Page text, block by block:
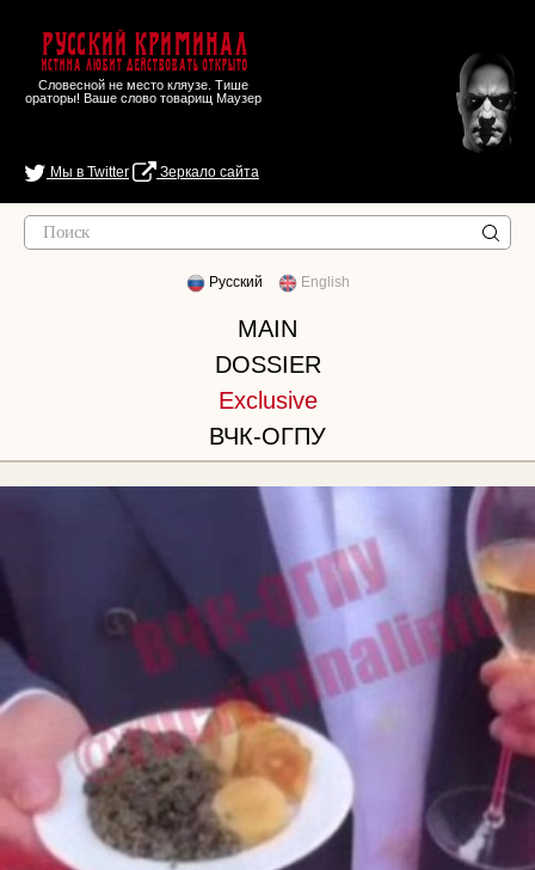
Русский Криминал
Истина любит действовать открыто
Словесной не место кляузе. Тише
ораторы! Ваше слово товарищ Маузер
Мы в Twitter Зеркало сайта
Русский English
MAIN
DOSSIER
Exclusive
ВЧК-ОГПУ